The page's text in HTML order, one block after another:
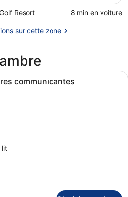
Afficher la carte
Resort ‪8 min en voiture‬
sur cette zone
Une chambre d’hôtel avec
communicantes
lit